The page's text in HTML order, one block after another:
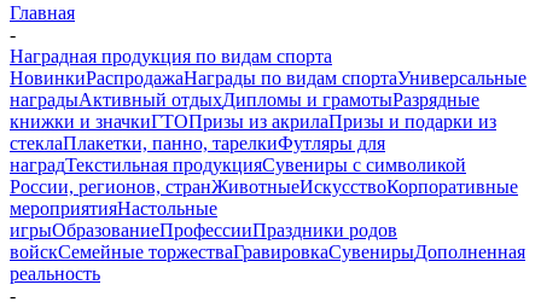
Главная
-
Наградная продукция по видам спорта
НовинкиРаспродажаНаграды по видам спортаУниверсальные
наградыАктивный отдыхДипломы и грамотыРазрядные
книжки и значкиГТОПризы из акрилаПризы и подарки из
стеклаПлакетки, панно, тарелкиФутляры для
наградТекстильная продукцияСувениры с символикой
России, регионов, странЖивотныеИскусствоКорпоративные
мероприятияНастольные
игрыОбразованиеПрофессииПраздники родов
войскСемейные торжестваГравировкаСувенирыДополненная
реальность
-